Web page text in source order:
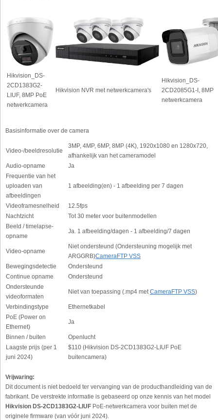
Hikvision_DS-
2CD1383G2-
LIUF, 8MP PoE
netwerkcamera
Hikvision NVR met netwerkcamera's
Hikvision_DS-
2CD2085G1-I, 8MP
netwerkcamera
Basisinformatie over de camera
Video-/beeldresolutie
3MP, 4MP, 6MP, 8MP (4K), 1920x1080 en 1280x720,
afhankelijk van het cameramodel
Audio-opname
Ja
Frequentie van het
uploaden van
afbeeldingen
1 afbeelding(en) - 1 afbeelding per 7 dagen
Videoframesnelheid
12.5fps
Nachtzicht
Tot 30 meter voor buitenmodellen
Beeld / timelapse-
opname
Ja. 1 afbeelding/dagen - 1 afbeelding/7 dagen
Video-opname
Niet ondersteund (Ondersteuning mogelijk met
ARGGRB)CameraFTP VSS
Bewegingsdetectie
Ondersteund
Continue opname
Ondersteund
Ondersteunde
videoformaten
Niet van toepassing (.mp4 met CameraFTP VSS)
Verbindingstype
Ethernetkabel
PoE (Power on
Ethernet)
Ja
Binnen / buiten
Openlucht
Laagste prijs (per 1
juni 2024)
$110 (Hikvision DS-2CD1383G2-LIUF PoE
buitencamera)
Vrijwaring:
Dit document is niet bedoeld ter vervanging van de producthandleiding van de
fabrikant. De verstrekte informatie is gebaseerd op onze kennis van het model
Hikvision DS-2CD1383G2-LIUF PoE-netwerkcamera voor buiten met de
originele firmware (van vóór juni 2024).